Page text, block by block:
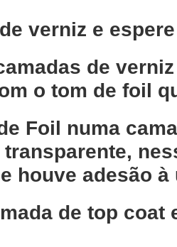
verniz e
de
o tom de foil
Foil numa
houve adesão
de top coat